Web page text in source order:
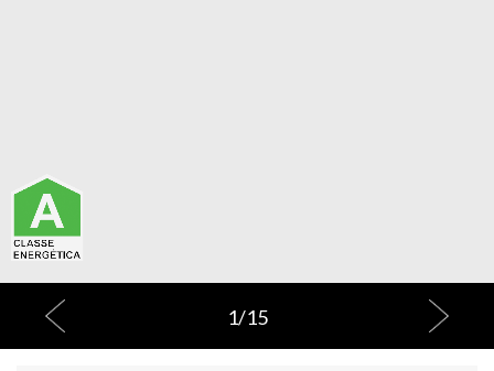
1/15